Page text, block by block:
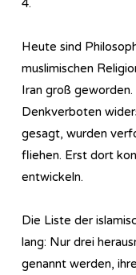
4.
Heute sind
muslimischen
Iran groß
Denkverboten
gesagt, wurden
fliehen. Erst dort
entwickeln.
Die Liste der
lang: Nur drei
genannt werden,